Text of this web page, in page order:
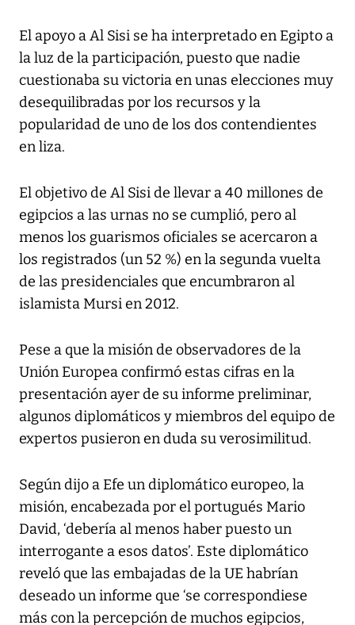
El apoyo a Al Sisi se ha interpretado en Egipto a
la luz de la participación, puesto que nadie
cuestionaba su victoria en unas elecciones muy
desequilibradas por los recursos y la
popularidad de uno de los dos contendientes
en liza.
El objetivo de Al Sisi de llevar a 40 millones de
egipcios a las urnas no se cumplió, pero al
menos los guarismos oficiales se acercaron a
los registrados (un 52 %) en la segunda vuelta
de las presidenciales que encumbraron al
islamista Mursi en 2012.
Pese a que la misión de observadores de la
Unión Europea confirmó estas cifras en la
presentación ayer de su informe preliminar,
algunos diplomáticos y miembros del equipo de
expertos pusieron en duda su verosimilitud.
Según dijo a Efe un diplomático europeo, la
misión, encabezada por el portugués Mario
David, ‘debería al menos haber puesto un
interrogante a esos datos’. Este diplomático
reveló que las embajadas de la UE habrían
deseado un informe que ‘se correspondiese
más con la percepción de muchos egipcios,